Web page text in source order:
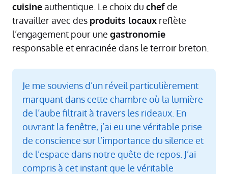
cuisineauthentique. Le choix du chefde
travailler avec des produits locaux reflète
l’engagement pour une gastronomie
responsable et enracinée dans le terroir breton.
Je me souviens d’un réveil particulièrement
marquant dans cette chambre où la lumière
de l’aube filtrait à travers les rideaux. En
ouvrant la fenêtre, j’ai eu une véritable prise
de conscience sur l’importance du silence et
de l’espace dans notre quête de repos. J’ai
compris à cet instant que le véritable